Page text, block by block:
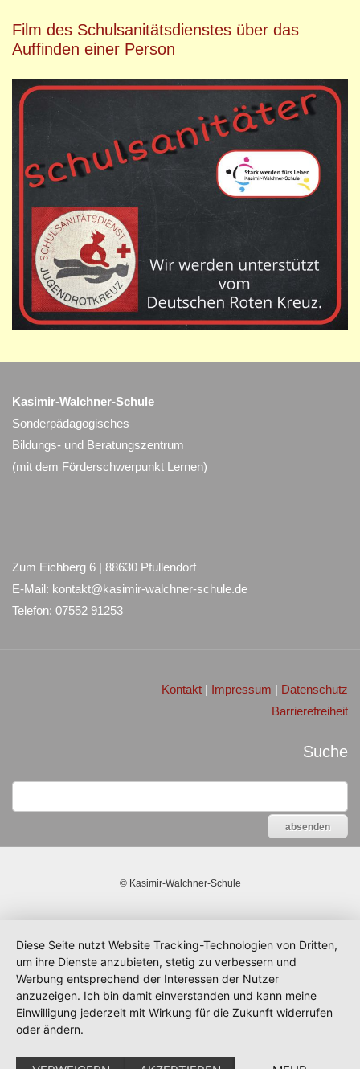
Film des Schulsanitätsdienstes über das
Auffinden einer Person
Kasimir-Walchner-Schule
Sonderpädagogisches
Bildungs- und Beratungszentrum
(mit dem Förderschwerpunkt Lernen)
Zum Eichberg 6 | 88630 Pfullendorf
E-Mail: kontakt@kasimir-walchner-schule.de
Telefon: 07552 91253
Kontakt | Impressum | Datenschutz
Barrierefreiheit
Suche
©Kasimir-Walchner-Schule
Diese Seite nutzt Website Tracking-Technologien von Dritten,
um ihre Dienste anzubieten, stetig zu verbessern und
Werbung entsprechend der Interessen der Nutzer
anzuzeigen. Ich bin damit einverstanden und kann meine
Einwilligung jederzeit mit Wirkung für die Zukunft widerrufen
oder ändern.